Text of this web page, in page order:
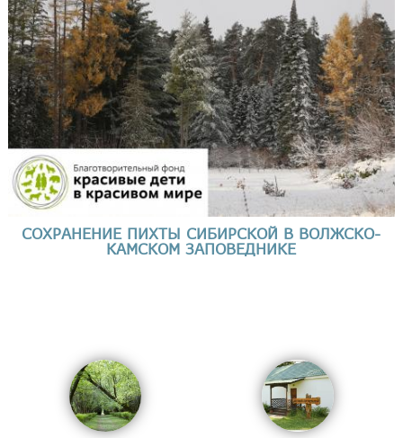
СОХРАНЕНИЕ ПИХТЫ СИБИРСКОЙ В ВОЛЖСКО-
КАМСКОМ ЗАПОВЕДНИКЕ